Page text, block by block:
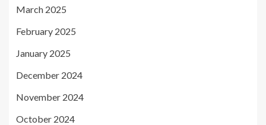
March 2025
February 2025
January 2025
December 2024
November 2024
October 2024